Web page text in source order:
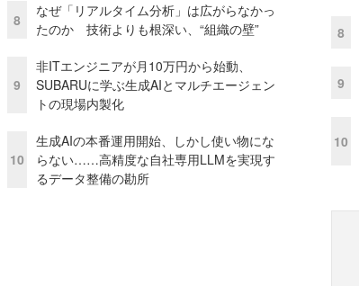
8
なぜ「リアルタイム分析」は広がらなかっ
たのか 技術よりも根深い、“組織の壁”
9
非ITエンジニアが月10万円から始動、
SUBARUに学ぶ生成AIとマルチエージェン
トの現場内製化
10
生成AIの本番運用開始、しかし使い物にな
らない……高精度な自社専用LLMを実現す
るデータ整備の勘所
8
9
10